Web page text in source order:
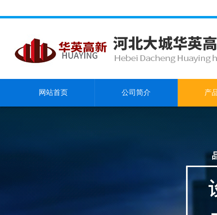
网站首页 公司简介 产